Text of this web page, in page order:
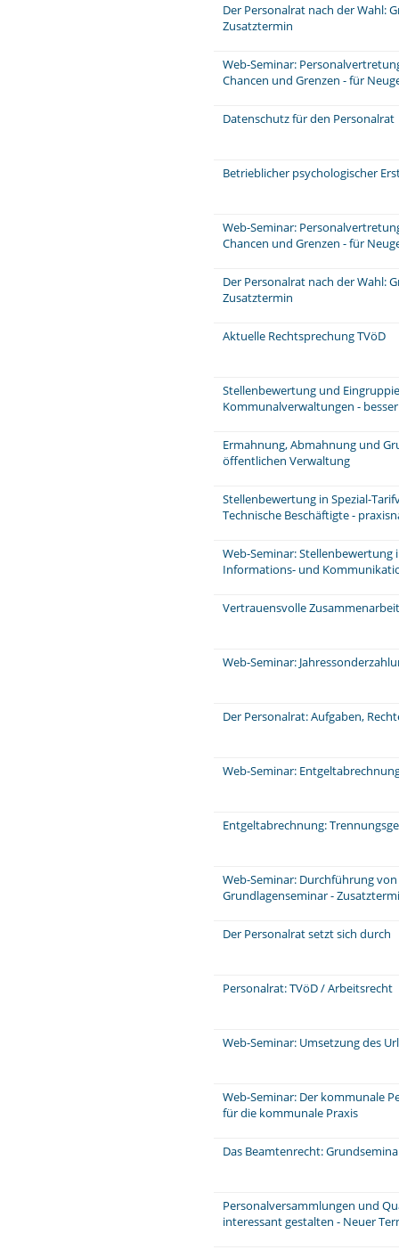
Der Personalrat nach der Wahl:
Zusatztermin
Web-Seminar:
Chancen und Grenzen - für
Datenschutz für den Personalrat
Betrieblicher psychologischer
Web-Seminar:
Chancen und Grenzen - für
Der Personalrat nach der Wahl:
Zusatztermin
Aktuelle Rechtsprechung TVöD
Stellenbewertung und
Kommunalverwaltungen -
Ermahnung, Abmahnung und
öffentlichen Verwaltung
Stellenbewertung in Spezial-
Technische Beschäftigte -
Web-Seminar: Stellenbewertung
Informations- und
Vertrauensvolle
Web-Seminar:
Der Personalrat: Aufgaben,
Web-Seminar:
Entgeltabrechnung:
Web-Seminar: Durchführung
Grundlagenseminar -
Der Personalrat setzt sich durch
Personalrat: TVöD / Arbeitsrecht
Web-Seminar: Umsetzung des
Web-Seminar: Der kommunale
für die kommunale Praxis
Das Beamtenrecht:
Personalversammlungen und
interessant gestalten - Neuer